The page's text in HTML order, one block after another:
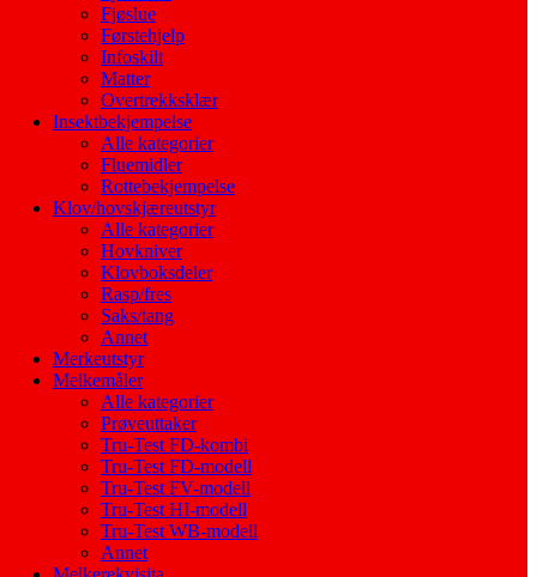
Fjøslue
Førstehjelp
Infoskilt
Matter
Overtrekksklær
Insektbekjempelse
Alle kategorier
Fluemidler
Rottebekjempelse
Klov/hovskjæreutstyr
Alle kategorier
Hovkniver
Klovboksdeler
Rasp/fres
Saks/tang
Annet
Merkeutstyr
Melkemåler
Alle kategorier
Prøveuttaker
Tru-Test FD-kombi
Tru-Test FD-modell
Tru-Test FV-modell
Tru-Test HI-modell
Tru-Test WB-modell
Annet